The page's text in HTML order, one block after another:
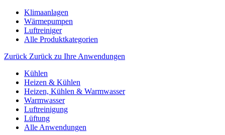
Klimaanlagen
Wärmepumpen
Luftreiniger
Alle Produktkategorien
Zurück Zurück zu Ihre Anwendungen
Kühlen
Heizen & Kühlen
Heizen, Kühlen & Warmwasser
Warmwasser
Luftreinigung
Lüftung
Alle Anwendungen